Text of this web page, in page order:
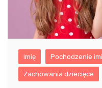
Imię Pochodzenie
Zachowania dziecięce